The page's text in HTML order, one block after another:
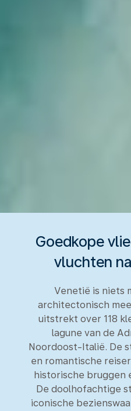
Goedkope
vluchten
Venetië is niets
architectonisch
uitstrekt over 118
lagune van de
Noordoost-Italië. De
en romantische
historische bruggen
De doolhofachtige
iconische